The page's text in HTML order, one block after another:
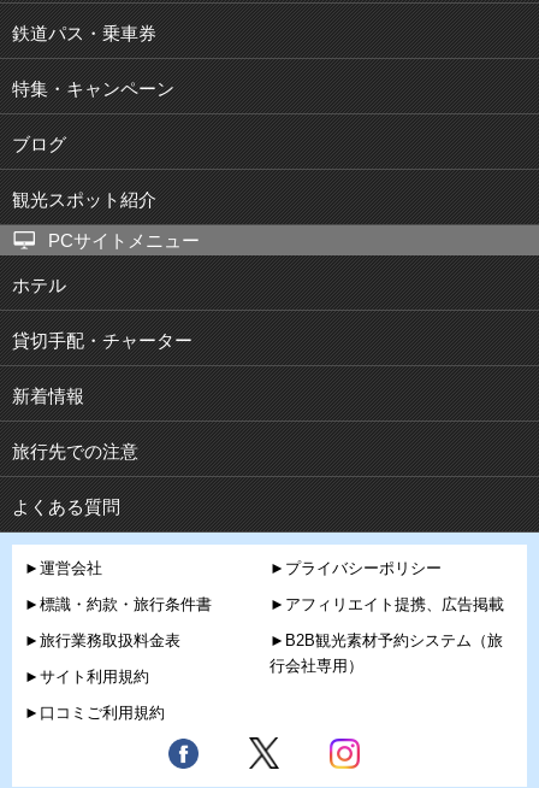
鉄道パス・乗車券
特集・キャンペーン
ブログ
観光スポット紹介
PCサイトメニュー
ホテル
貸切手配・チャーター
新着情報
旅行先での注意
よくある質問
►運営会社
►標識・約款・旅行条件書
►旅行業務取扱料金表
►サイト利用規約
►口コミご利用規約
►プライバシーポリシー
►アフィリエイト提携、広告掲載
►B2B観光素材予約システム（旅
行会社専用）